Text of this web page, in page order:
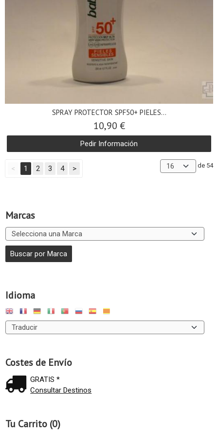
Marcas
Idioma
Costes de Envío
GRATIS *
Consultar Destinos
Tu Carrito (0)
SPRAY PROTECTOR SPF50+ PIELES...
10,90 €
Pedir Información
< 1 2 3 4 > de 54